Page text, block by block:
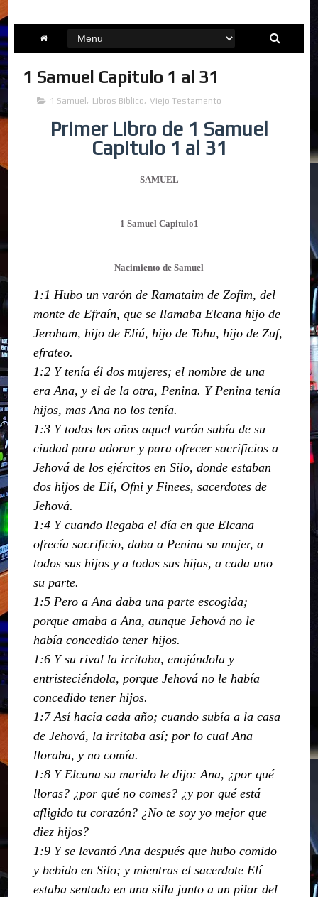
1 Samuel Capitulo 1 al 31
1 Samuel, Libros Biblico, Viejo Testamento
Primer Libro de 1 Samuel
Capitulo 1 al 31
SAMUEL
1 Samuel Capitulo1
Nacimiento de Samuel
1:1 Hubo un varón de Ramataim de Zofim, del
monte de Efraín, que se llamaba Elcana hijo de
Jeroham, hijo de Eliú, hijo de Tohu, hijo de Zuf,
efrateo.
1:2 Y tenía él dos mujeres; el nombre de una
era Ana, y el de la otra, Penina. Y Penina tenía
hijos, mas Ana no los tenía.
1:3 Y todos los años aquel varón subía de su
ciudad para adorar y para ofrecer sacrificios a
Jehová de los ejércitos en Silo, donde estaban
dos hijos de Elí, Ofni y Finees, sacerdotes de
Jehová.
1:4 Y cuando llegaba el día en que Elcana
ofrecía sacrificio, daba a Penina su mujer, a
todos sus hijos y a todas sus hijas, a cada uno
su parte.
1:5 Pero a Ana daba una parte escogida;
porque amaba a Ana, aunque Jehová no le
había concedido tener hijos.
1:6 Y su rival la irritaba, enojándola y
entristeciéndola, porque Jehová no le había
concedido tener hijos.
1:7 Así hacía cada año; cuando subía a la casa
de Jehová, la irritaba así; por lo cual Ana
lloraba, y no comía.
1:8 Y Elcana su marido le dijo: Ana, ¿por qué
lloras? ¿por qué no comes? ¿y por qué está
afligido tu corazón? ¿No te soy yo mejor que
diez hijos?
1:9 Y se levantó Ana después que hubo comido
y bebido en Silo; y mientras el sacerdote Elí
estaba sentado en una silla junto a un pilar del